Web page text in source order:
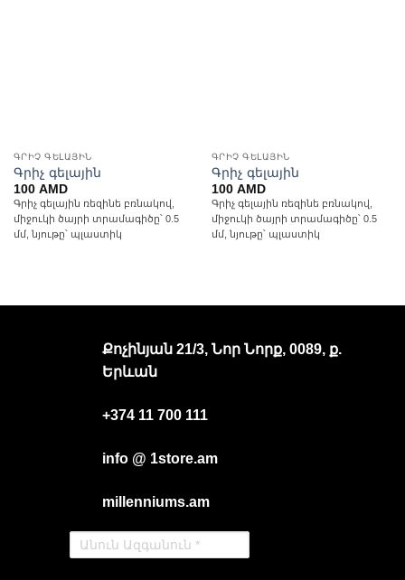
ԳՐԻՉ ԳԵԼԱՅԻՆ
Գրիչ գելային
100 AMD
Գրիչ գելային ռեզինե բռնակով,
միջուկի ծայրի տրամագիծը՝ 0.5
մմ, նյութը՝ պլաստիկ
ԳՐԻՉ ԳԵԼԱՅԻՆ
Գրիչ գելային
100 AMD
Գրիչ գելային ռեզինե բռնակով,
միջուկի ծայրի տրամագիծը՝ 0.5
մմ, նյութը՝ պլաստիկ
Քոչինյան 21/3, Նոր Նորք, 0089, ք.
Երևան
+374 11 700 111
info @ 1store.am
millenniums.am